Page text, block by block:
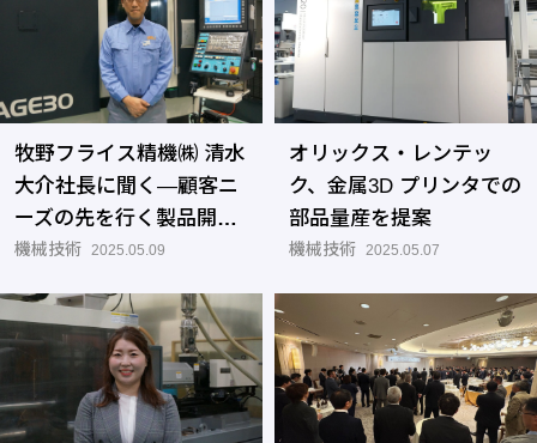
牧野フライス精機㈱ 清水
大介社長に聞く―顧客ニ
ーズの先を行く製品開発
で持続的な発展を目指す
機械技術 2025.05.09
オリックス・レンテッ
ク、金属3D プリンタでの
部品量産を提案
機械技術 2025.05.07